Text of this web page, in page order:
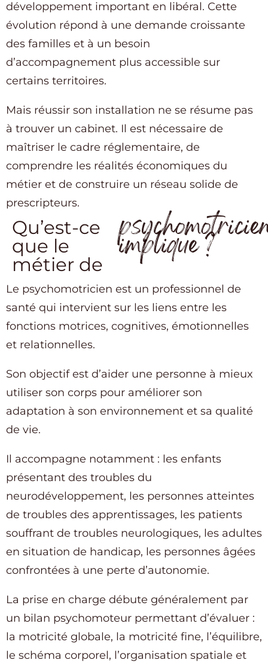
développement important en libéral. Cette
évolution répond à une demande croissante
des familles et à un besoin
d’accompagnement plus accessible sur
certains territoires.
Mais réussir son installation ne se résume pas
à trouver un cabinet. Il est nécessaire de
maîtriser le cadre réglementaire, de
comprendre les réalités économiques du
métier et de construire un réseau solide de
prescripteurs.
Qu’est-ce
que le
métier de
implique ?
Le psychomotricien est un professionnel de
santé qui intervient sur les liens entre les
fonctions motrices, cognitives, émotionnelles
et relationnelles.
Son objectif est d’aider une personne à mieux
utiliser son corps pour améliorer son
adaptation à son environnement et sa qualité
de vie.
Il accompagne notamment : les enfants
présentant des troubles du
neurodéveloppement, les personnes atteintes
de troubles des apprentissages, les patients
souffrant de troubles neurologiques, les adultes
en situation de handicap, les personnes âgées
confrontées à une perte d’autonomie.
La prise en charge débute généralement par
un bilan psychomoteur permettant d’évaluer :
la motricité globale, la motricité fine, l’équilibre,
le schéma corporel, l’organisation spatiale et